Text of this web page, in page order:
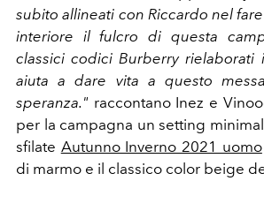
subito allineati con Riccardo nel
interiore il fulcro di questa
classici codici Burberry rielaborati
aiuta a dare vita a questo
speranza." raccontano Inez e
per la campagna un setting
sfilate Autunno Inverno 2021 uomo
di marmo e il classico color beige